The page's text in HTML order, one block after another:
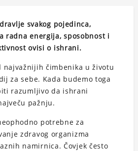
svakog pojedinca,
radna energija, sposobnost i
ovisi o ishrani.
najvažnijih čimbenika u životu
za sebe. Kada budemo toga
razumljivo da ishrani
pažnju.
potrebne za
zdravog organizma
namirnica. Čovjek često